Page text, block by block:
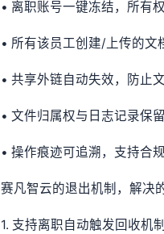
• 离职账号一键冻结，所有
• 所有该员工创建/上传的文
• 共享外链自动失效，防止
• 文件归属权与日志记录保
• 操作痕迹可追溯，支持合规
赛凡智云的退出机制，解决
1. 支持离职自动触发回收机